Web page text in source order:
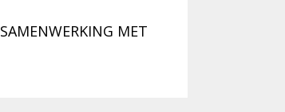
SAMENWERKING MET